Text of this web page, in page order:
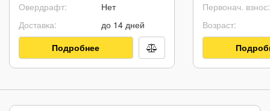
Овердрафт:
Доставка:
Нет
до 14 дней
Подробнее
Первонач. взнос:
Возраст: